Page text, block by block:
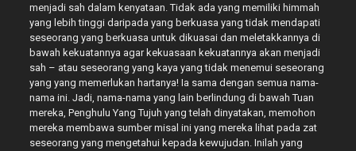
menjadi sah dalam kenyataan. Tidak ada yang memiliki himmah
yang lebih tinggi daripada yang berkuasa yang tidak mendapati
seseorang yang berkuasa untuk dikuasai dan meletakkannya di
bawah kekuatannya agar kekuasaan kekuatannya akan menjadi
sah – atau seseorang yang kaya yang tidak menemui seseorang
yang yang memerlukan hartanya! Ia sama dengan semua nama-
nama ini. Jadi, nama-nama yang lain berlindung di bawah Tuan
mereka, Penghulu Yang Tujuh yang telah dinyatakan, memohon
mereka membawa sumber misal ini yang mereka lihat pada zat
seseorang yang mengetahui kepada kewujudan. Inilah yang